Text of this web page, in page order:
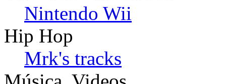
Nintendo Wii
Hip Hop
Mrk's tracks